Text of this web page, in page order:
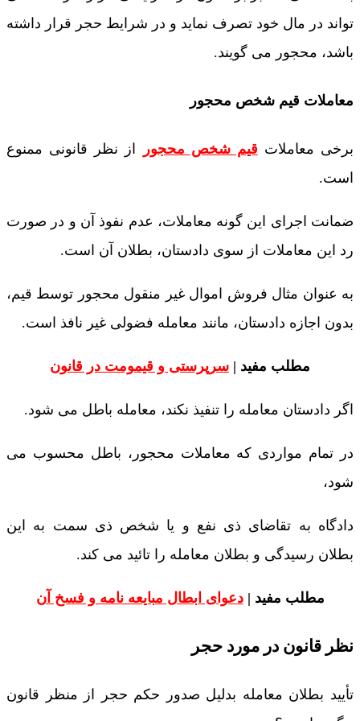
تواند در مال خود تصرف نماید و در شرایط حجر قرار داشته
باشد، محجور می گویند.
معاملات قیم شخص محجور
برخی معاملات قیم شخص محجور
از نظر قانونی ممنوع
است.
ضمانت اجرای این گونه معاملات، عدم نفوذ آن و در صورت
رد این معاملات از سوی دادستان، بطلان آن است.
به عنوان مثال فروش اموال غیر منقول محجور توسط قیم،
بدون اجازه دادستان، مانند معامله فضولی غیر نافذ است.
مطلب مفید | سرپرستی و قیمومت در قانون
اگر دادستان معامله را تنفیذ نکند، معامله باطل می شود.
در تمام مواردی که معاملات محجور، باطل محسوب می
شود،
دادگاه به تقاضای ذی نفع و یا شخص ذی سمت به این
بطلان رسیدگی و بطلان معامله را تائید می کند.
مطلب مفید |دعوای ابطال مبایعه نامه و فسخ آن
نظر قانون در مورد حجر
تأیید بطلان معامله بدلیل صدور حکم حجر از منظر قانون